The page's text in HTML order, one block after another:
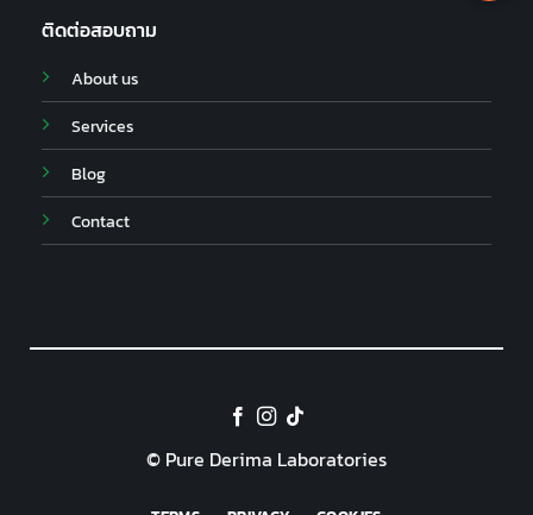
ติดต่อสอบถาม
About us
Services
Blog
Contact
© Pure Derima Laboratories